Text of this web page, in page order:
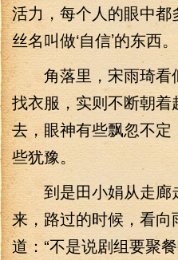
活力，每个人的眼中都
丝名叫做‘自信’的东西。
角落里，宋雨琦看
找衣服，实则不断朝着
去，眼神有些飘忽不定
些犹豫。
到是田小娟从走廊
来，路过的时候，看向
道：“不是说剧组要聚